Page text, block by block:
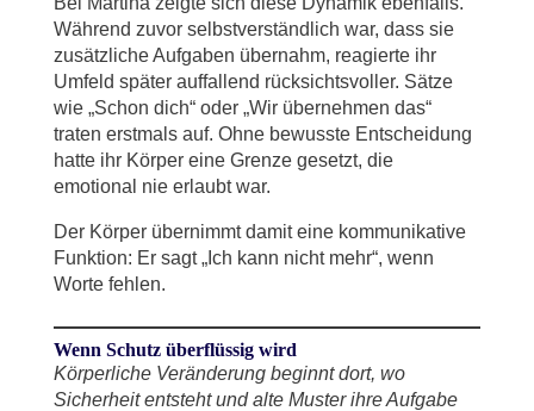
Während zuvor selbstverständlich war, dass sie
zusätzliche Aufgaben übernahm, reagierte ihr
Umfeld später auffallend rücksichtsvoller. Sätze
wie „Schon dich“ oder „Wir übernehmen das“
traten erstmals auf. Ohne bewusste Entscheidung
hatte ihr Körper eine Grenze gesetzt, die
emotional nie erlaubt war.
Der Körper übernimmt damit eine kommunikative
Funktion: Er sagt „Ich kann nicht mehr“, wenn
Worte fehlen.
Wenn Schutz überflüssig wird
Körperliche Veränderung beginnt dort, wo
Sicherheit entsteht und alte Muster ihre Aufgabe